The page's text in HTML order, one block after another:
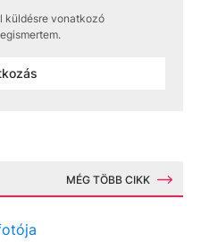
küldésre vonatkozó
MÉG TÖBB CIKK